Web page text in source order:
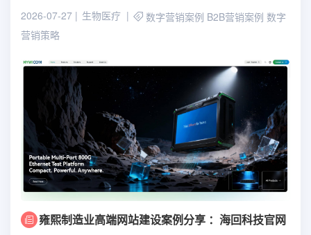
2026-07-27 生物医疗 数字营销案例 B2B营销案例 数字
营销策略
雍熙制造业高端网站建设案例分享 ：海回科技官网